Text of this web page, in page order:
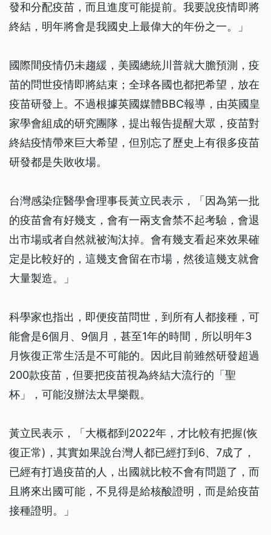
發和分配疫苗，而且進度可能提前。我要說疫情即將
終結，明年將會是我國史上最偉大的年份之一。」
國際間疫情仍未趨緩，美國總統川普就大膽預測，疫
苗的問世疫情即將結束；全球各國也都把希望，放在
疫苗研發上。不過根據英國媒體BBC報導，由英國皇
家學會組成的研究團隊，提出報告提醒大眾，疫苗對
終結疫情帶來巨大希望，但別忘了歷史上有很多疫苗
研發都是失敗收場。
台灣感染症醫學會理事長黃立民表示，「因為第一批
的疫苗會有好幾支，會有一兩支會禁不起考驗，會退
出市場或者自然就被淘汰掉。會有幾支看起來效果確
定是比較好的，這幾支會留在市場，然後這幾支就會
大量製造。」
科學家也指出，即便疫苗問世，到所有人都接種，可
能會是6個月、9個月，甚至1年的時間，所以明年3
月恢復正常生活是不可能的。因此目前雖然研發超過
200款疫苗，但要把疫苗視為終結大流行的「聖
杯」，可能沒辦法太早樂觀。
黃立民表示，「大概都到2022年，才比較有把握(恢
復正常)，其實如果說台灣人都已經打到6、7成了，
已經有打過疫苗的人，出國就比較不會有問題了，而
且將來出國可能，不見得是給核酸證明，而是給疫苗
接種證明。」